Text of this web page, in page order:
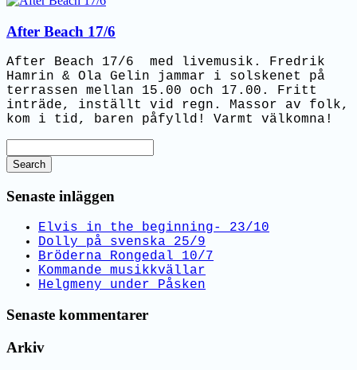
After Beach 17/6
After Beach 17/6 med livemusik. Fredrik
Hamrin & Ola Gelin jammar i solskenet på
terrassen mellan 15.00 och 17.00. Fritt
inträde, inställt vid regn. Massor av folk,
kom i tid, baren påfylld! Varmt välkomna!
Search
Senaste inläggen
Elvis in the beginning- 23/10
Dolly på svenska 25/9
Bröderna Rongedal 10/7
Kommande musikkvällar
Helgmeny under Påsken
Senaste kommentarer
Arkiv